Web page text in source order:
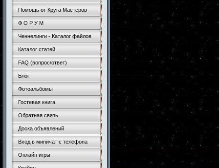
Помощь от Круга Мастеров
Ф О Р У М
Ченнелинги - Каталог файлов
Каталог статей
FAQ (вопрос/ответ)
Блог
Фотоальбомы
Гостевая книга
Обратная связь
Доска объявлений
Вход в миничат с телефона
Онлайн игры